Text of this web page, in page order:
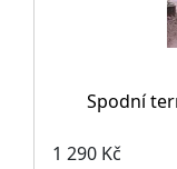
Spodní
1 290 Kč